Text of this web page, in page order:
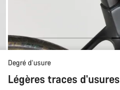
Degré d’usure
Légères traces d'usures